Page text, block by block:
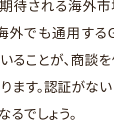
待される海外
外でも通用す
ることが、商談
ます。認証がな
でしょう。